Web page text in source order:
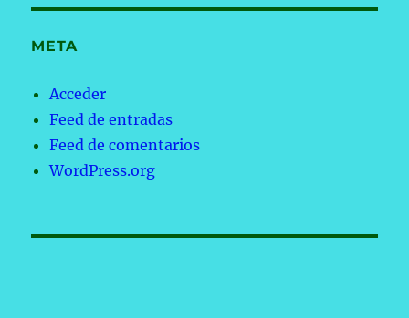
META
Acceder
Feed de entradas
Feed de comentarios
WordPress.org